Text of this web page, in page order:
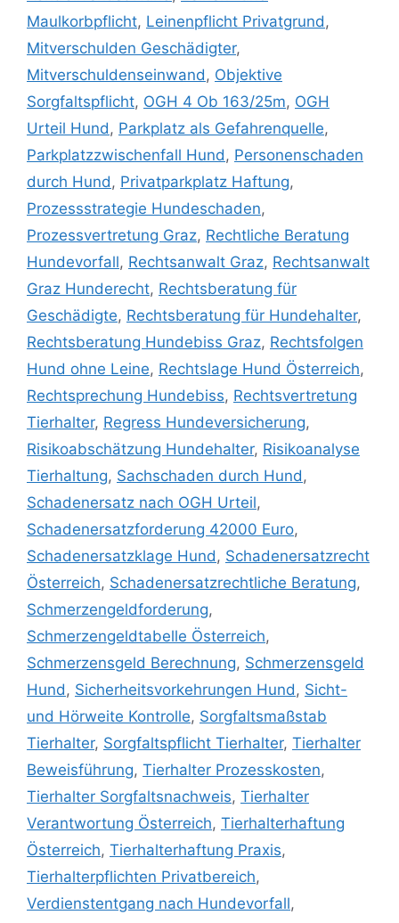
Maulkorbpflicht, Leinenpflicht Privatgrund,
Mitverschulden Geschädigter,
Mitverschuldenseinwand, Objektive
Sorgfaltspflicht, OGH 4 Ob 163/25m, OGH
Urteil Hund, Parkplatz als Gefahrenquelle,
Parkplatzzwischenfall Hund, Personenschaden
durch Hund, Privatparkplatz Haftung,
Prozessstrategie Hundeschaden,
Prozessvertretung Graz, Rechtliche Beratung
Hundevorfall, Rechtsanwalt Graz, Rechtsanwalt
Graz Hunderecht, Rechtsberatung für
Geschädigte, Rechtsberatung für Hundehalter,
Rechtsberatung Hundebiss Graz, Rechtsfolgen
Hund ohne Leine, Rechtslage Hund Österreich,
Rechtsprechung Hundebiss, Rechtsvertretung
Tierhalter, Regress Hundeversicherung,
Risikoabschätzung Hundehalter, Risikoanalyse
Tierhaltung, Sachschaden durch Hund,
Schadenersatz nach OGH Urteil,
Schadenersatzforderung 42000 Euro,
Schadenersatzklage Hund, Schadenersatzrecht
Österreich, Schadenersatzrechtliche Beratung,
Schmerzengeldforderung,
Schmerzengeldtabelle Österreich,
Schmerzensgeld Berechnung, Schmerzensgeld
Hund, Sicherheitsvorkehrungen Hund, Sicht-
und Hörweite Kontrolle, Sorgfaltsmaßstab
Tierhalter, Sorgfaltspflicht Tierhalter, Tierhalter
Beweisführung, Tierhalter Prozesskosten,
Tierhalter Sorgfaltsnachweis, Tierhalter
Verantwortung Österreich, Tierhalterhaftung
Österreich, Tierhalterhaftung Praxis,
Tierhalterpflichten Privatbereich,
Verdienstentgang nach Hundevorfall,